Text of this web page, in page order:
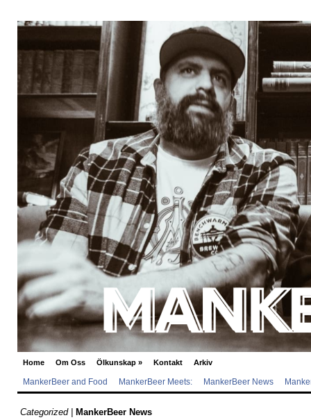
Home Om Oss Ölkunskap » Kontakt Arkiv
MankerBeer and Food MankerBeer Meets: MankerBeer News
Categorized | MankerBeer News